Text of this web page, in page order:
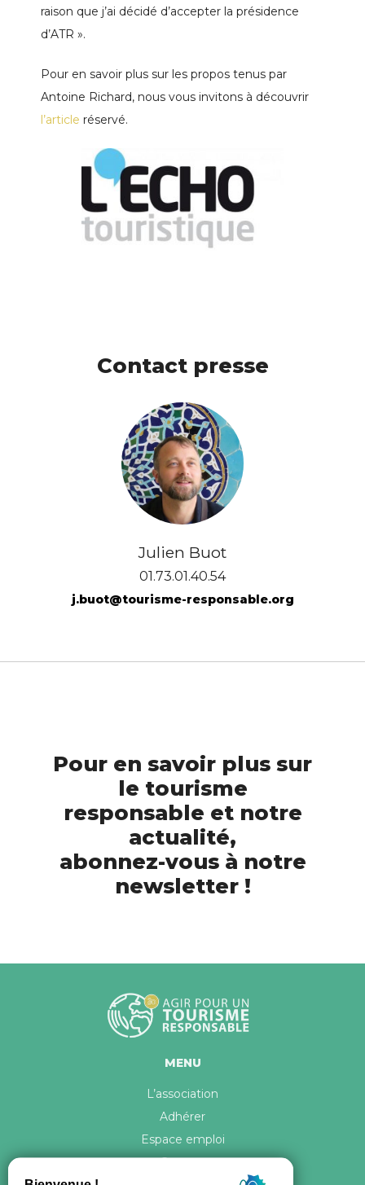
raison que j’ai décidé d’accepter la présidence
d’ATR ».
Pour en savoir plus sur les propos tenus par
Antoine Richard, nous vous invitons à découvrir
l’article réservé.
Contact presse
Julien Buot
01.73.01.40.54
j.buot@tourisme-responsable.org
Pour en savoir plus sur
le tourisme
responsable et notre
actualité,
abonnez-vous à notre
newsletter !
MENU
L’association
Adhérer
Espace emploi
Contact